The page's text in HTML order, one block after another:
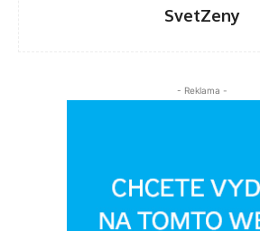
SvetZeny
- Reklama -